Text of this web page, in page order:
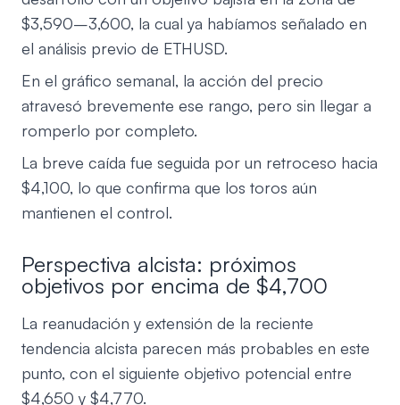
$3,590–3,600, la cual ya habíamos señalado en
el análisis previo de ETHUSD.
En el gráfico semanal, la acción del precio
atravesó brevemente ese rango, pero sin llegar a
romperlo por completo.
La breve caída fue seguida por un retroceso hacia
$4,100, lo que confirma que los toros aún
mantienen el control.
Perspectiva alcista: próximos
objetivos por encima de $4,700
La reanudación y extensión de la reciente
tendencia alcista parecen más probables en este
punto, con el siguiente objetivo potencial entre
$4,650 y $4,770.